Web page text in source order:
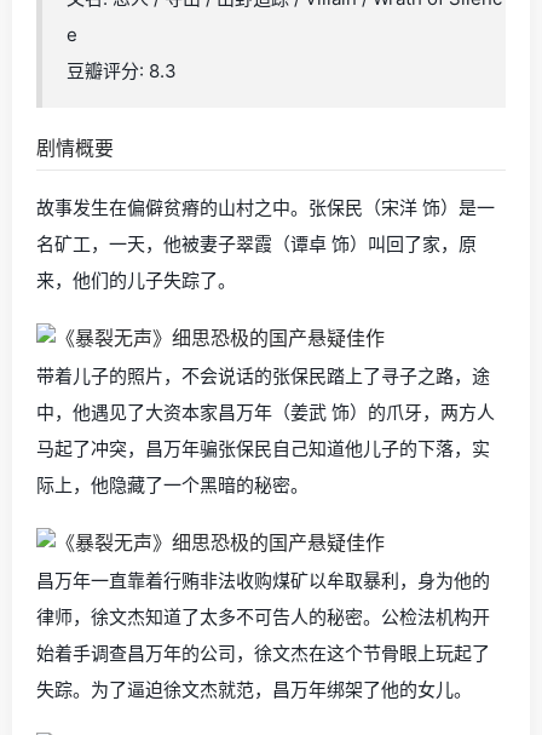
e
豆瓣评分: 8.3
剧情概要
故事发生在偏僻贫瘠的山村之中。张保民（宋洋 饰）是一
名矿工，一天，他被妻子翠霞（谭卓 饰）叫回了家，原
来，他们的儿子失踪了。
带着儿子的照片，不会说话的张保民踏上了寻子之路，途
中，他遇见了大资本家昌万年（姜武 饰）的爪牙，两方人
马起了冲突，昌万年骗张保民自己知道他儿子的下落，实
际上，他隐藏了一个黑暗的秘密。
昌万年一直靠着行贿非法收购煤矿以牟取暴利，身为他的
律师，徐文杰知道了太多不可告人的秘密。公检法机构开
始着手调查昌万年的公司，徐文杰在这个节骨眼上玩起了
失踪。为了逼迫徐文杰就范，昌万年绑架了他的女儿。